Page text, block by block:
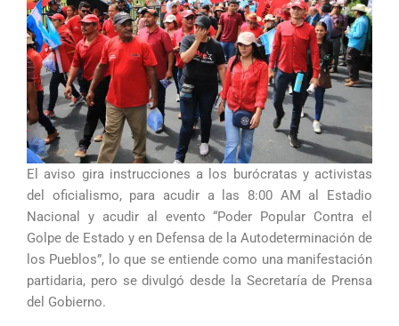
El aviso gira instrucciones a los burócratas y activistas
del oficialismo, para acudir a las 8:00 AM al Estadio
Nacional y acudir al evento “Poder Popular Contra el
Golpe de Estado y en Defensa de la Autodeterminación de
los Pueblos”, lo que se entiende como una manifestación
partidaria, pero se divulgó desde la Secretaría de Prensa
del Gobierno.